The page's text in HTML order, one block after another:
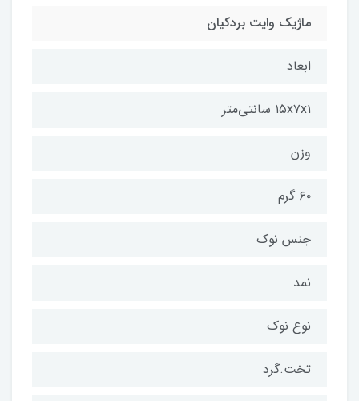
ماژیک وایت بردکیان
ابعاد
۱۵x۷x۱ سانتی‌متر
وزن
۶۰ گرم
جنس نوک
نمد
نوع نوک
تخت.گرد